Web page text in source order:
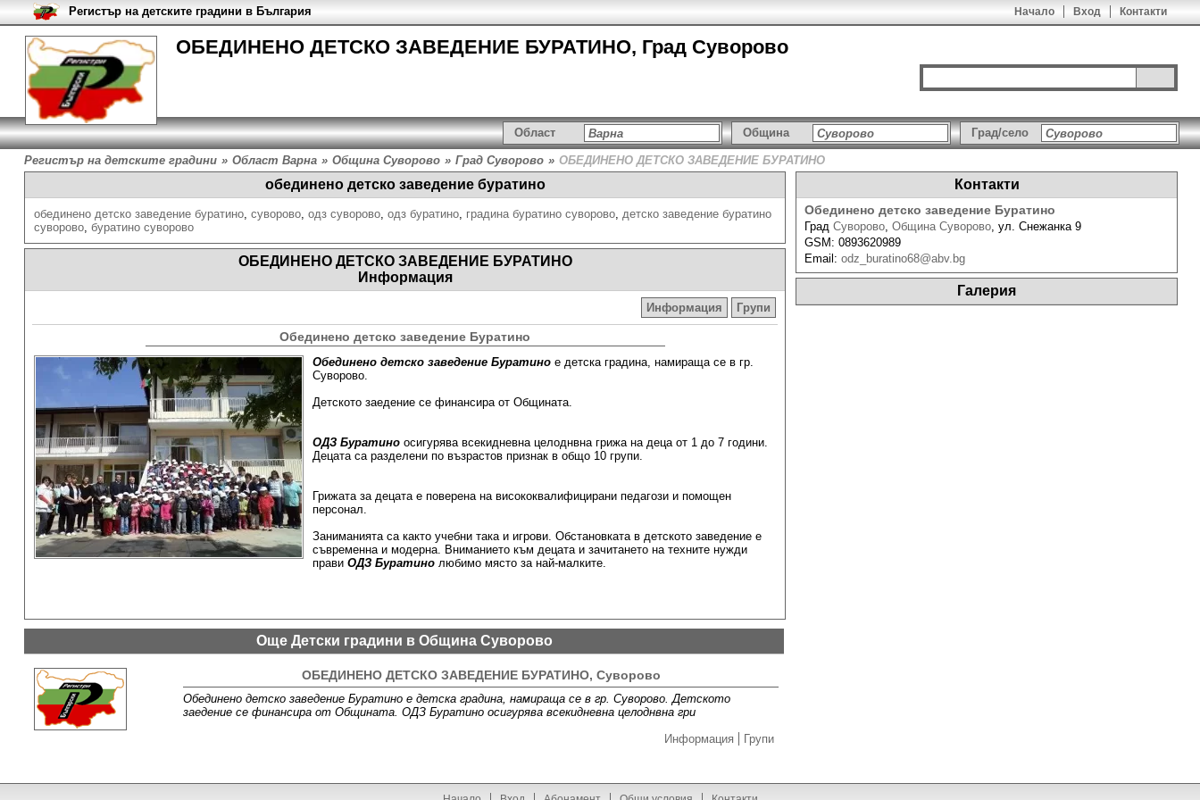
ОБЕДИНЕНО ДЕТСКО ЗАВЕДЕНИЕ БУРАТИНО, Град Суворово
Начало Вход Контакти
Регистър на детските градини в България
Област Община Град/село
Регистър на детските градини » Област Варна » Община Суворово » Град Суворово » ОБЕДИНЕНО ДЕТСКО ЗАВЕДЕНИЕ БУРАТИНО
обединено детско заведение буратино
обединено детско заведение буратино, суворово, одз суворово, одз буратино, градина буратино суворово, детско заведение буратино
суворово, буратино суворово
ОБЕДИНЕНО ДЕТСКО ЗАВЕДЕНИЕ БУРАТИНО
Информация
Информация Групи
Обединено детско заведение Буратино
Обединено детско заведение Буратиное детска градина, намираща се в гр.
Суворово.
Детското заедение се финансира от Общината.
ОДЗ Буратиноосигурява всекидневна целоднвна грижа на деца от 1 до 7 години.
Децата са разделени по възрастов признак в общо 10 групи.
Грижата за децата е поверена на висококвалифицирани педагози и помощен
персонал.
Заниманията са както учебни така и игрови. Обстановката в детското заведение е
съвременна и модерна. Вниманието към децата и зачитането на техните нужди
правиОДЗ Буратинолюбимо място за най-малките.
Контакти
Обединено детско заведение Буратино
Град Суворово, Община Суворово, ул. Снежанка 9
GSM: 0893620989
Email: odz_buratino68@abv.bg
Галерия
Още Детски градини в Община Суворово
ОБЕДИНЕНО ДЕТСКО ЗАВЕДЕНИЕ БУРАТИНО, Суворово
Обединено детско заведение Буратино е детска градина, намираща се в гр. Суворово. Детското
заедение се финансира от Общината. ОДЗ Буратино осигурява всекидневна целоднвна гри
Информация
Групи